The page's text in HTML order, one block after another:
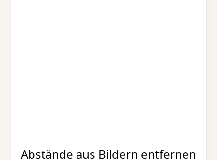
Abstände aus Bildern entfernen